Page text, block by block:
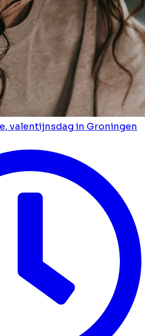
valentijnsdag in Groningen